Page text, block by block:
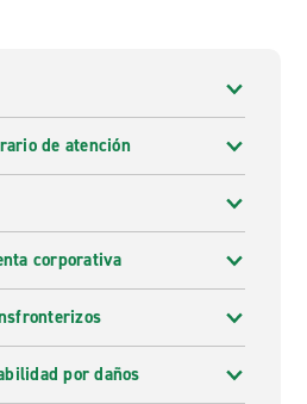
de atención
corporativa
por daños